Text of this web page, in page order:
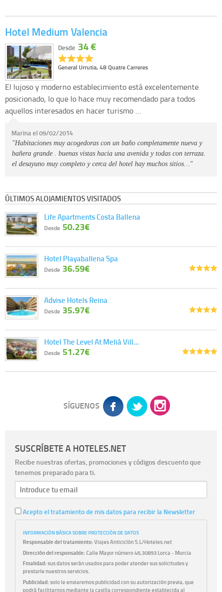
Hotel Medium Valencia
General Urrutia, 48 Quatre Carreres
Desde 34 €
El lujoso y moderno establecimiento está excelentemente
posicionado, lo que lo hace muy recomendado para todos
aquellos interesados en hacer turismo …
Marina el 09/02/2014
"Habitaciones muy acogedoras con un baño completamente nueva y
bañera grande . buenas vistas hacia una avenida y todas con terraza.
el desayuno muy completo y cerca del hotel hay muchos sitios…"
ÚLTIMOS ALOJAMIENTOS VISITADOS
Life Apartments Costa Ballena
Desde 50.23€
Hotel Playaballena Spa
Desde 36.59€
Advise Hotels Reina
Desde 35.97€
Hotel The Level At Meliá Vill…
Desde 51.27€
SÍGUENOS
SUSCRÍBETE A HOTELES.NET
Recibe nuestras ofertas, promociones y códigos descuento que
tenemos preparado para ti.
Acepto el tratamiento de mis datos para recibir la Newsletter
INFORMACIÓN BÁSICA SOBRE PROTECCIÓN DE DATOS
Responsable del tratamiento:Viajes Anticiclón S.L/Hoteles.net
Dirección del responsable:Calle Mayor número 46,30893 Lorca - Murcia
Finalidad:sus datos serán usados para poder atender sus solicitudes y
prestarle nuestros servicios.
Publicidad:solo le enviaremos publicidad con su autorización previa, que
podrá facilitarnos mediante la casilla correspondiente establecida al